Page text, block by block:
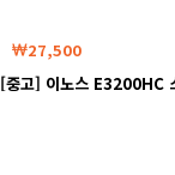
27,500
[중고] 이노스 E3200HC